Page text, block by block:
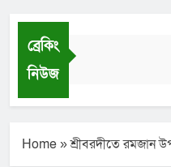
ব্রেকিং
নিউজ
Home»শ্রীবরদীতে রমজান